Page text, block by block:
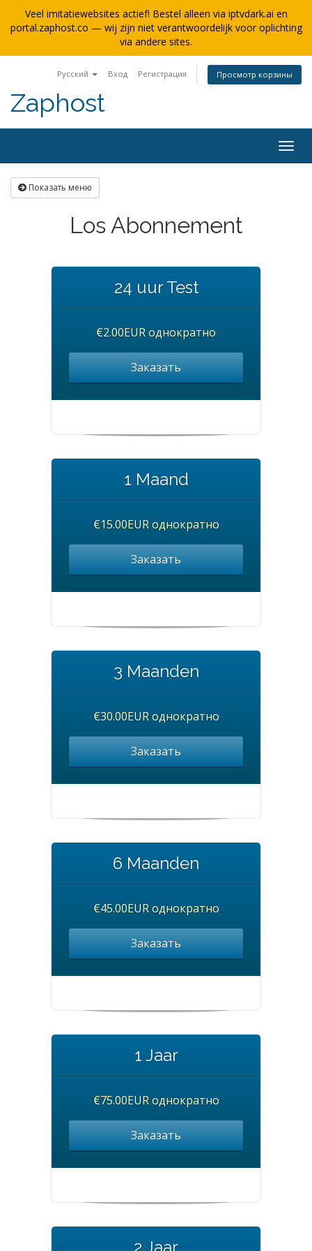
Veel imitatiewebsites actief! Bestel alleen via iptvdark.ai en
portal.zaphost.co — wij zijn niet verantwoordelijk voor oplichting
via andere sites.
Русский Вход Регистрация Просмотр корзины
Zaphost
Показать меню
Los Abonnement
24 uur Test
€2.00EUR однократно
Заказать
1 Maand
€15.00EUR однократно
Заказать
3 Maanden
€30.00EUR однократно
Заказать
6 Maanden
€45.00EUR однократно
Заказать
1 Jaar
€75.00EUR однократно
Заказать